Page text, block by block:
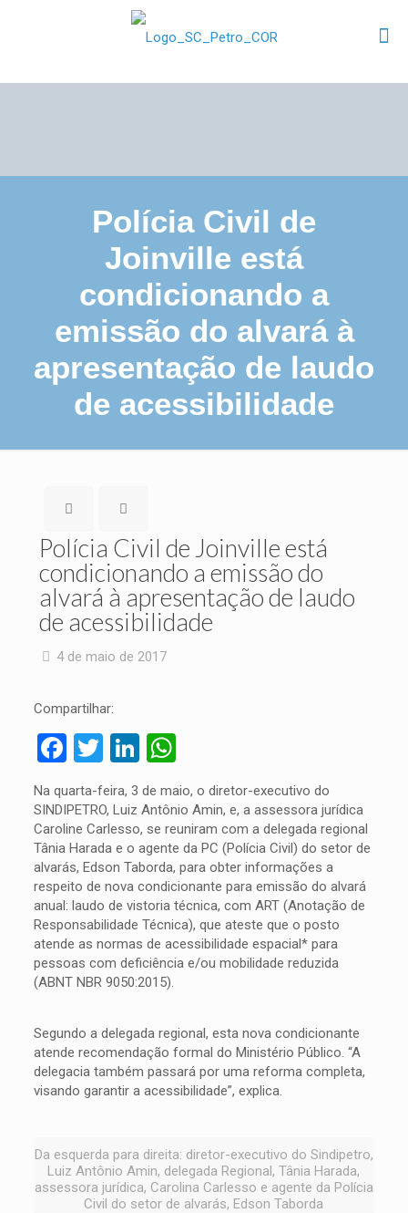
Polícia Civil de
Joinville está
condicionando a
emissão do alvará à
apresentação de laudo
de acessibilidade
Polícia Civil de Joinville está
condicionando a emissão do
alvará à apresentação de laudo
de acessibilidade
4 de maio de 2017
Compartilhar:
Facebook
TwitterLinkedIn
WhatsApp
Na quarta-feira, 3 de maio, o diretor-executivo do
SINDIPETRO, Luiz Antônio Amin, e, a assessora jurídica
Caroline Carlesso, se reuniram com a delegada regional
Tânia Harada e o agente da PC (Polícia Civil) do setor de
alvarás, Edson Taborda, para obter informações a
respeito de nova condicionante para emissão do alvará
anual: laudo de vistoria técnica, com ART (Anotação de
Responsabilidade Técnica), que ateste que o posto
atende as normas de acessibilidade espacial* para
pessoas com deficiência e/ou mobilidade reduzida
(ABNT NBR 9050:2015).
Segundo a delegada regional, esta nova condicionante
atende recomendação formal do Ministério Público. “A
delegacia também passará por uma reforma completa,
visando garantir a acessibilidade”, explica.
Da esquerda para direita: diretor-executivo do Sindipetro,
Luiz Antônio Amin, delegada Regional, Tânia Harada,
assessora jurídica, Carolina Carlesso e agente da Polícia
Civil do setor de alvarás, Edson Taborda